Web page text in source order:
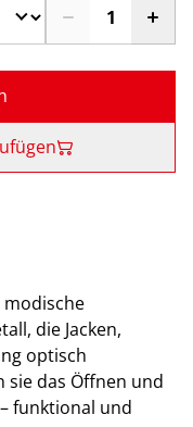
modische
die Jacken,
optisch
sie das Öffnen und
funktional und